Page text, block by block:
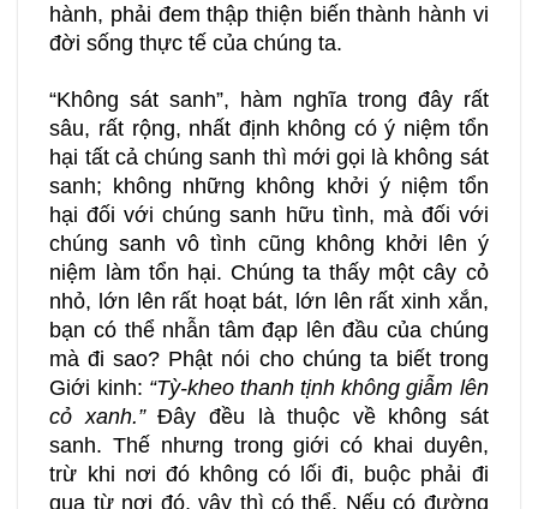
hành, phải đem thập thiện biến thành hành vi
đời sống thực tế của chúng ta.
“Không sát sanh”, hàm nghĩa trong đây rất
sâu, rất rộng, nhất định không có ý niệm tổn
hại tất cả chúng sanh thì mới gọi là không sát
sanh; không những không khởi ý niệm tổn
hại đối với chúng sanh hữu tình, mà đối với
chúng sanh vô tình cũng không khởi lên ý
niệm làm tổn hại. Chúng ta thấy một cây cỏ
nhỏ, lớn lên rất hoạt bát, lớn lên rất xinh xắn,
bạn có thể nhẫn tâm đạp lên đầu của chúng
mà đi sao? Phật nói cho chúng ta biết trong
Giới kinh: “Tỳ-kheo thanh tịnh không giẫm lên
cỏ xanh.”Đây đều là thuộc về không sát
sanh. Thế nhưng trong giới có khai duyên,
trừ khi nơi đó không có lối đi, buộc phải đi
qua từ nơi đó, vậy thì có thể. Nếu có đường